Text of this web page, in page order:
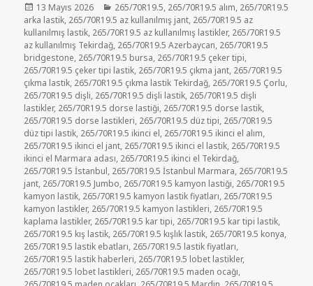
Yayın
tarihi
13 Mayıs 2026 Kategoriler
265/70R19.5, 265/70R19.5 alım, 265/70R19.5
arka lastik, 265/70R19.5 az kullanılmış jant, 265/70R19.5 az
kullanılmış lastik, 265/70R19.5 az kullanılmış lastikler, 265/70R19.5
az kullanılmış Tekirdağ, 265/70R19.5 Azerbaycan, 265/70R19.5
bridgestone, 265/70R19.5 bursa, 265/70R19.5 çeker tipi,
265/70R19.5 çeker tipi lastik, 265/70R19.5 çıkma jant, 265/70R19.5
çıkma lastik, 265/70R19.5 çıkma lastik Tekirdağ, 265/70R19.5 Çorlu,
265/70R19.5 dişli, 265/70R19.5 dişli lastik, 265/70R19.5 dişli
lastikler, 265/70R19.5 dorse lastiği, 265/70R19.5 dorse lastik,
265/70R19.5 dorse lastikleri, 265/70R19.5 düz tipi, 265/70R19.5
düz tipi lastik, 265/70R19.5 ikinci el, 265/70R19.5 ikinci el alım,
265/70R19.5 ikinci el jant, 265/70R19.5 ikinci el lastik, 265/70R19.5
ikinci el Marmara adası, 265/70R19.5 ikinci el Tekirdağ,
265/70R19.5 İstanbul, 265/70R19.5 İstanbul Marmara, 265/70R19.5
jant, 265/70R19.5 Jumbo, 265/70R19.5 kamyon lastiği, 265/70R19.5
kamyon lastik, 265/70R19.5 kamyon lastik fiyatları, 265/70R19.5
kamyon lastikler, 265/70R19.5 kamyon lastikleri, 265/70R19.5
kaplama lastikler, 265/70R19.5 kar tipi, 265/70R19.5 kar tipi lastik,
265/70R19.5 kış lastik, 265/70R19.5 kışlık lastik, 265/70R19.5 konya,
265/70R19.5 lastik ebatları, 265/70R19.5 lastik fiyatları,
265/70R19.5 lastik haberleri, 265/70R19.5 lobet lastikler,
265/70R19.5 lobet lastikleri, 265/70R19.5 maden ocağı,